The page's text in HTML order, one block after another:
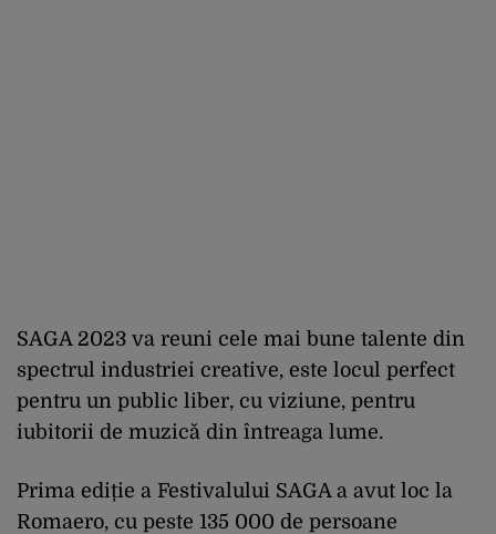
SAGA 2023 va reuni cele mai bune talente din
spectrul industriei creative, este locul perfect
pentru un public liber, cu viziune, pentru
iubitorii de muzică din întreaga lume.
Prima ediție a Festivalului SAGA a avut loc la
Romaero, cu peste 135 000 de persoane